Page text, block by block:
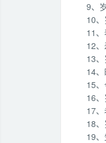
9、
10
11
12
13
14
15
16
17
18
19